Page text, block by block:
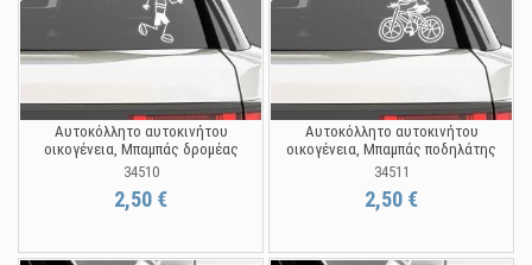
Αυτοκόλλητο αυτοκινήτου
οικογένεια, Μπαμπάς δρομέας
34510
2,50 €
Αυτοκόλλητο αυτοκινήτου
οικογένεια, Μπαμπάς ποδηλάτης
34511
2,50 €